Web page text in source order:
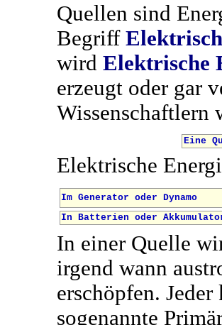
Quellen sind
Begriff
wird Elektrische
erzeugt oder gar
Wissenschaftlern
Eine
Elektrische
Im Generator oder Dynamo
In Batterien oder
In einer Quelle
irgend wann
erschöpfen.
sogenannte